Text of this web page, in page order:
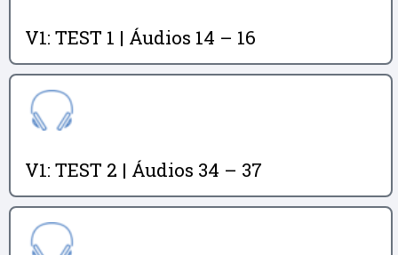
V1: TEST 1 | Áudios 14 – 16
V1: TEST 2 | Áudios 34 – 37